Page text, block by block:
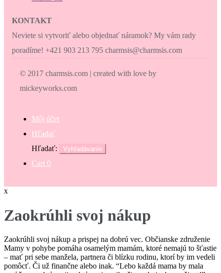
KONTAKT
Neviete si vytvoriť alebo objednať náramok? My vám rady
poradíme! +421 903 213 795 charmsis@charmsis.com
© 2017 charmsis.com | created with love by
mickeyworks.com
Môj účet
Hľadať
Hľadať:
Vyhľadávanie
Cart 0
x
Zaokrúhli svoj nákup
Zaokrúhli svoj nákup a prispej na dobrú vec. Občianske združenie
Mamy v pohybe pomáha osamelým mamám, ktoré nemajú to šťastie
– mať pri sebe manžela, partnera či blízku rodinu, ktorí by im vedeli
pomôcť. Či už finančne alebo inak. “Lebo každá mama by mala